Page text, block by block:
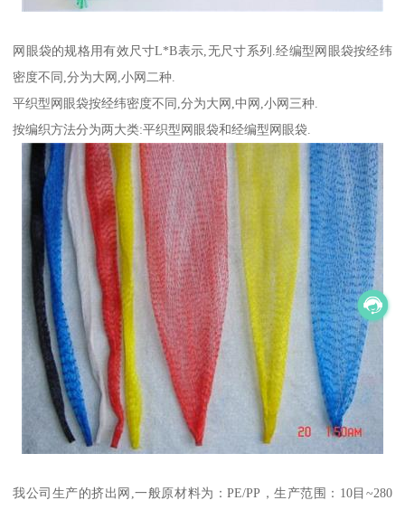
网眼袋的规格用有效尺寸L*B表示,无尺寸系列.经编型网眼袋按经纬
密度不同,分为大网,小网二种.
平织型网眼袋按经纬密度不同,分为大网,中网,小网三种.
按编织方法分为两大类:平织型网眼袋和经编型网眼袋.
我公司生产的挤出网,一般原材料为：PE/PP，生产范围：10目~280